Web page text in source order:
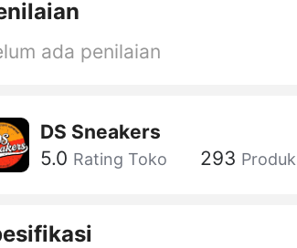
ada penilaian
DS Sneakers
5.0 Rating Toko 293 Produk